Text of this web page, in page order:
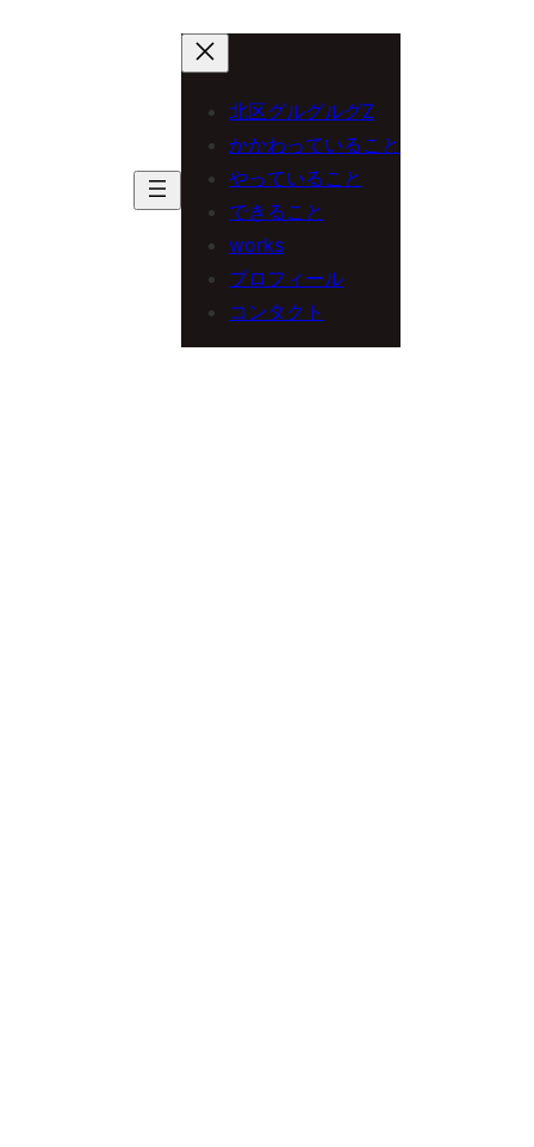
北区グルグルグZ
かかわっていること
やっていること
できること
works
プロフィール
コンタクト